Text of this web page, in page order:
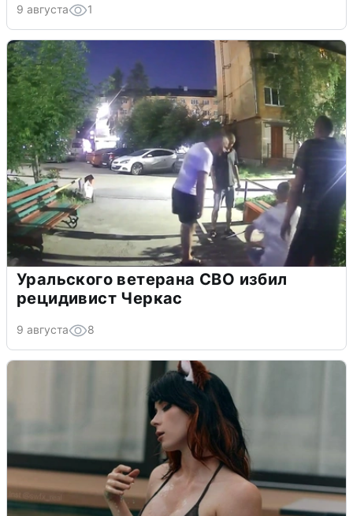
9 августа 1
Уральского ветерана СВО избил
рецидивист Черкас
9 августа 8